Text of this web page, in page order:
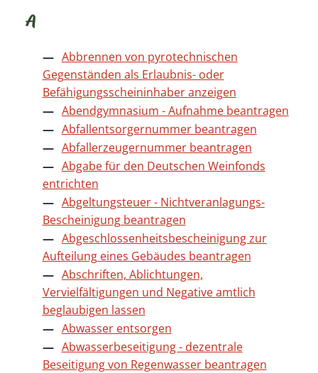
A
Abbrennen von pyrotechnischen
Gegenständen als Erlaubnis- oder
Befähigungsscheininhaber anzeigen
Abendgymnasium - Aufnahme beantragen
Abfallentsorgernummer beantragen
Abfallerzeugernummer beantragen
Abgabe für den Deutschen Weinfonds
entrichten
Abgeltungsteuer - Nichtveranlagungs-
Bescheinigung beantragen
Abgeschlossenheitsbescheinigung zur
Aufteilung eines Gebäudes beantragen
Abschriften, Ablichtungen,
Vervielfältigungen und Negative amtlich
beglaubigen lassen
Abwasser entsorgen
Abwasserbeseitigung - dezentrale
Beseitigung von Regenwasser beantragen